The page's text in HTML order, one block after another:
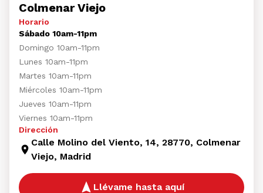
Colmenar Viejo
Horario
Sábado 10am-11pm
Domingo 10am-11pm
Lunes 10am-11pm
Martes 10am-11pm
Miércoles 10am-11pm
Jueves 10am-11pm
Viernes 10am-11pm
Dirección
Calle Molino del Viento, 14, 28770, Colmenar
Viejo, Madrid
Llévame hasta aquí